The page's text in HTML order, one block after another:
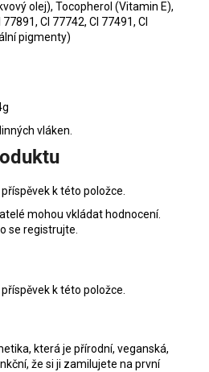
olej), Tocopherol (Vitamin E),
CI 77742, CI 77491, CI
pigmenty)
vláken.
k této položce.
mohou vkládat hodnocení.
se registrujte.
k této položce.
která je přírodní, veganská,
že si ji zamilujete na první